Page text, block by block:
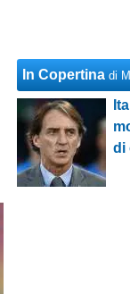
In Copertina di
di